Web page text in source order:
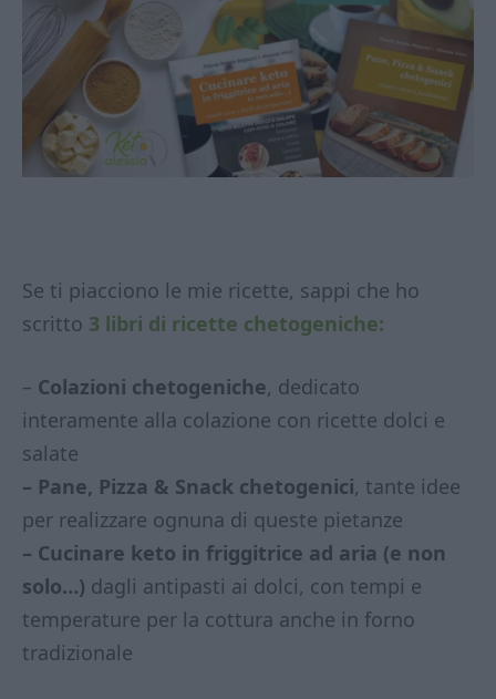
Se ti piacciono le mie ricette, sappi che ho
scritto 3 libri di ricette chetogeniche:
– Colazioni chetogeniche, dedicato
interamente alla colazione con ricette dolci e
salate
– Pane, Pizza & Snack chetogenici, tante idee
per realizzare ognuna di queste pietanze
– Cucinare keto in friggitrice ad aria (e non
solo…) dagli antipasti ai dolci, con tempi e
temperature per la cottura anche in forno
tradizionale